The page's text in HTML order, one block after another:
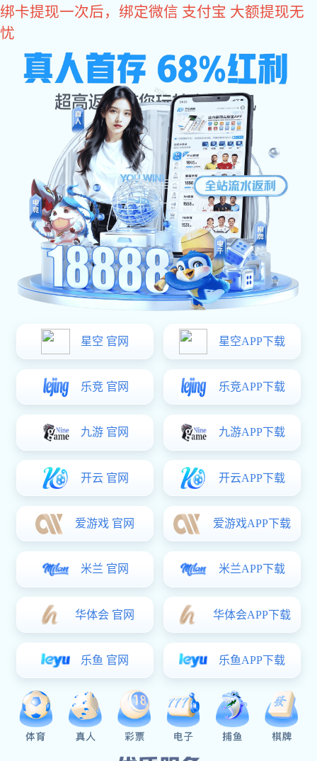
星空电子
门窗五金价格范围是多少？星空
电子五金厂家为你分析
文章作者: Date:2025/08/19
门窗五金作为门窗系统的核心部件，其应用范围极其广
泛，是衡量门窗性能和品质的重要关键指标。在门窗设计、
制造和安装的诸多环节都离不开高品质的五金件。那么，当
星空电子 需要定制或采购门窗五金时，它的价格是如何计
算的呢? 同时，又该如何避免踩坑?接下来星空电子五金厂
一、门窗五金价格核心构成要素
1、材质成本是根基：
常用材质成本排序：不锈钢> 锌合金 > 铝合金 > 碳钢。
不锈钢耐腐蚀性最优，成本最高;锌合金强度好，性价比较
高。同种材质也分等级，等级越高、用料越足，成本自然上
2、工艺复杂度定成本：
制造工艺： 压铸、冲压、CNC精密加工等不同工艺，
复杂度与精度要求差异大。结构越复杂、精度要求越高，加
表面处理： 电镀(环保镍、铬)、喷涂、阳极氧化等，不
仅关乎美观，更是防腐防锈的关键。处理层数越多、标准越
高，成本显著增加。
3、功能设计与技术含量：
执手、合页与复杂的多点锁系统、提升推拉五金、智能
电动开窗器等，功能越复杂、技术集成度越高，研发与制造
成本越高。满足不同性能等级的产品，其设计和测试成本也
不同，等级越高价格越高。
4、品牌价值与认证：
知名门窗五金品牌因研发投入、质量保障和售后服务，